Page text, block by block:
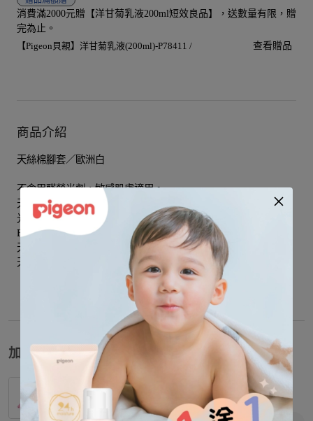
消費滿2000元贈【洋甘菊乳液200ml短效良品】，送數量有限，贈
完為止。
【Pigeon貝親】洋甘菊乳液(200ml)-P78411 /
查看贈品
商品介紹
天絲棉腳套／歐洲白
不含甲醛螢光劑，敏感肌膚適用。
天然纖維吸濕量達13％，是不帶任何電荷的纖維。
光滑的天絲纖維表面，為肌膚帶來柔軟的極佳觸。
Baby City萊賽爾(天絲)系列使用100％純天然環保素材。
天絲擁有全天然的吸濕功能並能快速地把水份釋放回大氣中。
天絲無需添加任何化學劑，便能以其天然特性抑制細菌生長。
加價購
【Baby City娃娃城】紅草莓蝴蝶結髮夾
$ 90